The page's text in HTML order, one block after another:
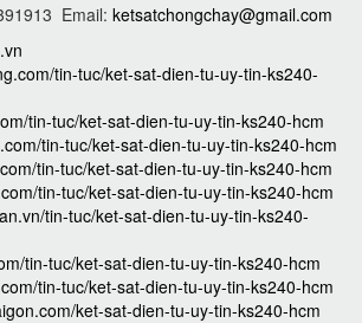
Email: ketsatchongchay@gmail.com
tin-tuc/ket-sat-dien-tu-uy-tin-ks240-
tin-tuc/ket-sat-dien-tu-uy-tin-ks240-hcm
tin-tuc/ket-sat-dien-tu-uy-tin-ks240-hcm
tin-tuc/ket-sat-dien-tu-uy-tin-ks240-hcm
tin-tuc/ket-sat-dien-tu-uy-tin-ks240-hcm
tin-tuc/ket-sat-dien-tu-uy-tin-ks240-
tin-tuc/ket-sat-dien-tu-uy-tin-ks240-hcm
tin-tuc/ket-sat-dien-tu-uy-tin-ks240-hcm
ket-sat-dien-tu-uy-tin-ks240-hcm